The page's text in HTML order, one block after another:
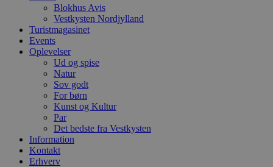
Blokhus Avis
Vestkysten Nordjylland
Turistmagasinet
Events
Oplevelser
Ud og spise
Natur
Sov godt
For børn
Kunst og Kultur
Par
Det bedste fra Vestkysten
Information
Kontakt
Erhverv